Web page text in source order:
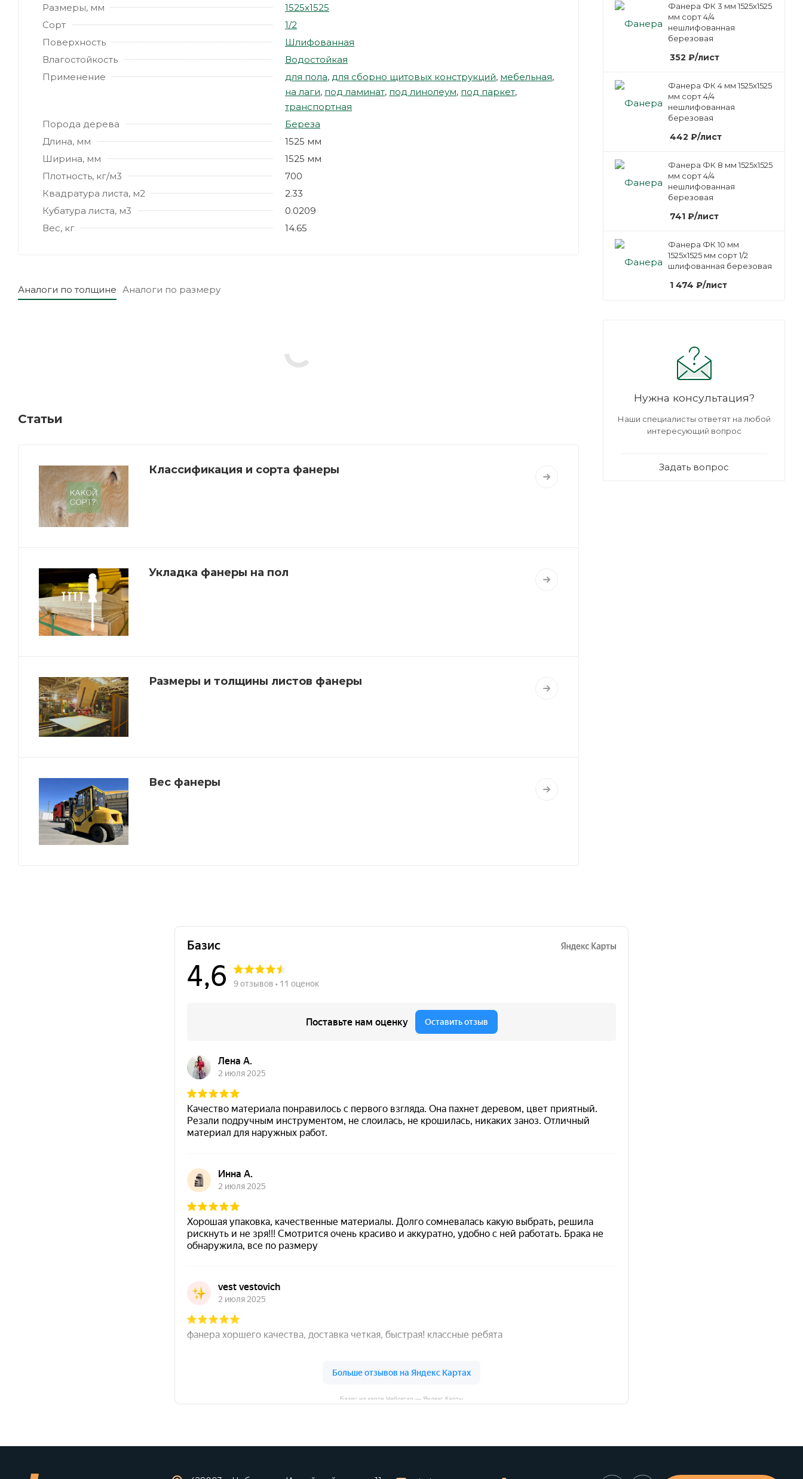
Размеры, мм
1525х1525
Сорт
1/2
Поверхность
Шлифованная
Влагостойкость
Водостойкая
Применение
для пола, для сборно щитовых конструкций, мебельная,
на лаги, под ламинат, под линолеум, под паркет,
транспортная
Порода дерева
Береза
Длина, мм
1525 мм
Ширина, мм
1525 мм
Плотность, кг/м3
700
Квадратура листа, м2
2.33
Кубатура листа, м3
0.0209
Вес, кг
14.65
Аналоги по толщине Аналоги по размеру
Статьи
Классификация и сорта фанеры
Укладка фанеры на пол
Размеры и толщины листов фанеры
Вес фанеры
Фанера ФК 3 мм 1525х1525
мм сорт 4/4
нешлифованная
березовая
352 ₽/лист
Фанера ФК 4 мм 1525х1525
мм сорт 4/4
нешлифованная
березовая
442 ₽/лист
Фанера ФК 8 мм 1525х1525
мм сорт 4/4
нешлифованная
березовая
741 ₽/лист
Фанера ФК 10 мм
1525х1525 мм сорт 1/2
шлифованная березовая
1 474 ₽/лист
Нужна консультация?
Наши специалисты ответят на любой
интересующий вопрос
Задать вопрос
Базис на карте Чебоксар — Яндекс Карты